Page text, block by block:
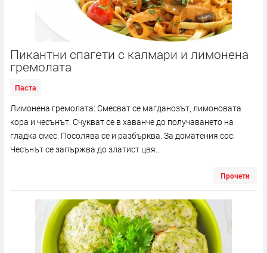
Пикантни спагети с калмари и лимонена
гремолата
Паста
Лимонена гремолата: Смесват се магданозът, лимоновата
кора и чесънът. Счукват се в хаванче до получаването на
гладка смес. Посолява се и разбърква. За доматения сос:
Чесънът се запържва до златист цвя...
Прочети